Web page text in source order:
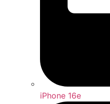
iPhone 16e